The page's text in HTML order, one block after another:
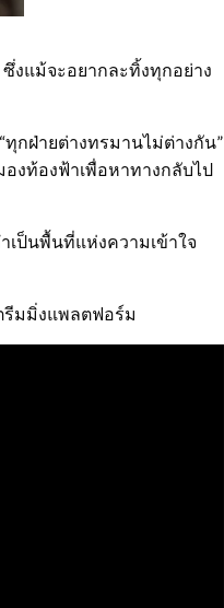
งแม้จะอยากละทิ้งทุกอย่าง
ทุกฝ่ายต่างทรมานไม่ต่างกัน”
งท้องฟ้าเพื่อหาทางกลับไป
เป็นพื้นที่แห่งความเข้าใจ
รีมมิ่งแพลตฟอร์ม